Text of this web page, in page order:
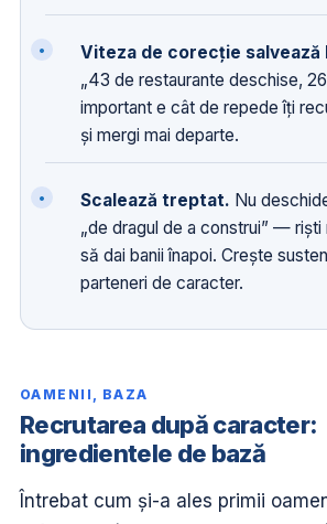
Viteza de corecție salvează
„43 de restaurante deschise,
important e cât de repede îți
și mergi mai departe.
Scalează treptat. Nu
„de dragul de a construi” — riști
să dai banii înapoi. Crește
parteneri de caracter.
OAMENII, BAZA
Recrutarea după caracter:
ingredientele de bază
Întrebat cum și-a ales primii